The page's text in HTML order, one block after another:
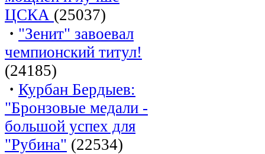
ЦСКА (25037)
· "Зенит" завоевал
чемпионский титул!
(24185)
· Курбан Бердыев:
"Бронзовые медали -
большой успех для
"Рубина" (22534)